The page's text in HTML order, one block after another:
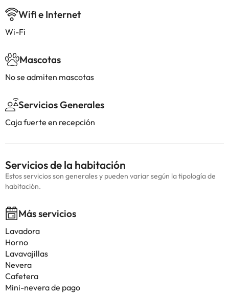
Wifi e Internet
Wi-Fi
Mascotas
No se admiten mascotas
Servicios Generales
Caja fuerte en recepción
Servicios de la habitación
Estos servicios son generales y pueden variar según la tipología de
habitación.
Más servicios
Lavadora
Horno
Lavavajillas
Nevera
Cafetera
Mini-nevera de pago